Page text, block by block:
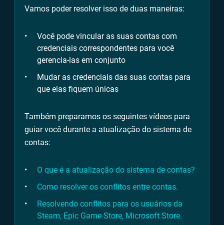
Vamos poder resolver isso de duas maneiras:
Você pode vincular as suas contas com
credenciais correspondentes para você
gerencia-las em conjunto
Mudar as credenciais das suas contas para
que elas fiquem únicas
Também preparamos os seguintes vídeos para
guiar você durante a atualização do sistema de
contas:
O que é a atualização do sistema de contas?
Como resolver os conflitos entre contas.
Resolvendo conflitos para os usuários da
Steam, Epic Game Store, Microsoft Store.